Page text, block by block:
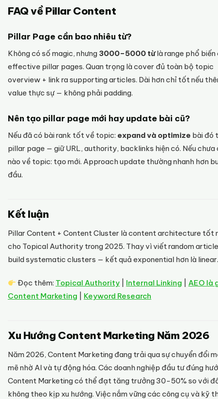
FAQ về Pillar Content
Pillar Page cần bao nhiêu từ?
Không có số magic, nhưng 3000–5000 từlà range phổ biến
effective pillar pages. Quan trọng là cover đủ toàn bộ topic
overview + link ra supporting articles. Dài hơn chỉ tốt nếu
value thực sự — không phải padding.
Nên tạo pillar page mới hay update bài cũ?
Nếu đã có bài rank tốt về topic: expand và optimize bài đó
pillar page — giữ URL, authority, backlinks hiện có. Nếu chưa
nào về topic: tạo mới. Approach update thường nhanh hơn
đầu.
Kết luận
Pillar Content + Content Cluster là content architecture tốt
cho Topical Authority trong 2025. Thay vì viết random
build systematic clusters — kết quả exponential hơn là linear.
Đọc thêm: Topical Authority Internal Linking |AEO là
Content Marketing
Keyword Research
Xu Hướng Content Marketing Năm 2026
Năm 2026, Content Marketing đang trải qua sự chuyển đổi
mẽ nhờ AI và tự động hóa. Các doanh nghiệp đầu tư đúng
Content Marketing có thể đạt tăng trưởng 30-50% so với
không theo kịp xu hướng. Việc nắm vững các công cụ và kỹ